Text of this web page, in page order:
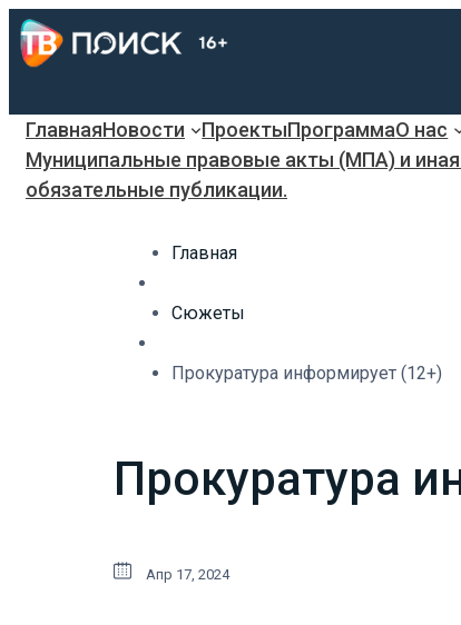
ГлавнаяНовости ПроектыПрограммаО нас
Муниципальные правовые акты (МПА) и
обязательные публикации.
Главная
Сюжеты
Прокуратура информирует (12+)
Прокуратура
Апр 17, 2024